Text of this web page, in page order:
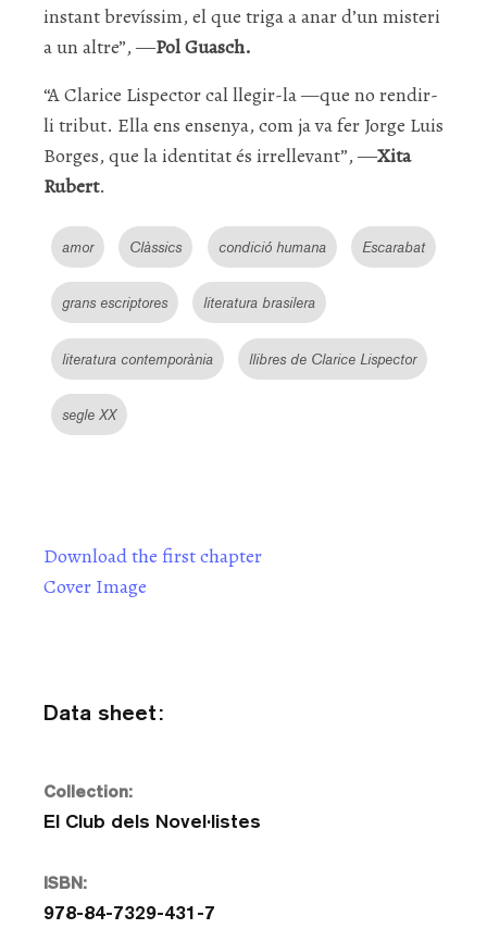
instant brevíssim, el que triga a anar d’un misteri
a un altre”, ―Pol Guasch.
“A Clarice Lispector cal llegir-la —que no rendir-
li tribut. Ella ens ensenya, com ja va fer Jorge Luis
Borges, que la identitat és irrellevant”, ―Xita
Rubert.
amor Clàssics condició humana Escarabat
grans escriptores literatura brasilera
literatura contemporània llibres de Clarice Lispector
segle XX
Download the first chapter
Cover Image
Data sheet:
Collection:
El Club dels Novel·listes
ISBN:
978-84-7329-431-7